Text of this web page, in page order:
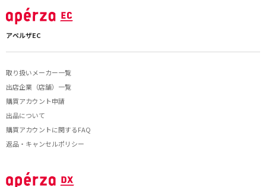
アペルザEC
取り扱いメーカー一覧
出店企業（店舗）一覧
購買アカウント申請
出品について
購買アカウントに関するFAQ
返品・キャンセルポリシー